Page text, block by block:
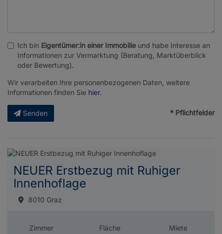
Ich bin Eigentümer:in einer Immobilie und habe Interesse an
Informationen zur Vermarktung (Beratung, Marktüberblick
oder Bewertung).
Wir verarbeiten Ihre personenbezogenen Daten, weitere
Informationen finden Sie hier.
Senden * Pflichtfelder
NEUER Erstbezug mit Ruhiger
Innenhoflage
8010 Graz
Zimmer
Fläche
Miete